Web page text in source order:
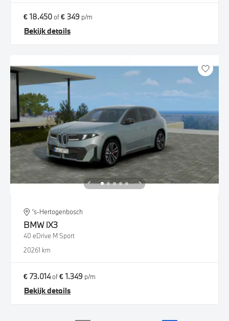
€ 18.450of€ 349 p/m
Bekijk details
's-Hertogenbosch
BMW iX3
40 eDrive M Sport
20261 km
€ 73.014of€ 1.349 p/m
Bekijk details